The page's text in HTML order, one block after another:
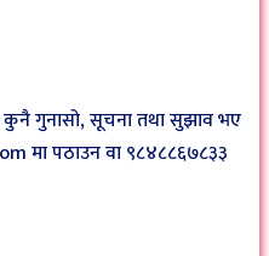
कुनै गुनासो, सूचना तथा सुझाव भए
मा पठाउन वा ९८४८८६७८३३